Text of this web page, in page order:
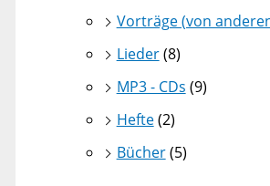
Vorträge (von
Lieder(8)
MP3 - CDs (9)
Hefte(2)
Bücher(5)